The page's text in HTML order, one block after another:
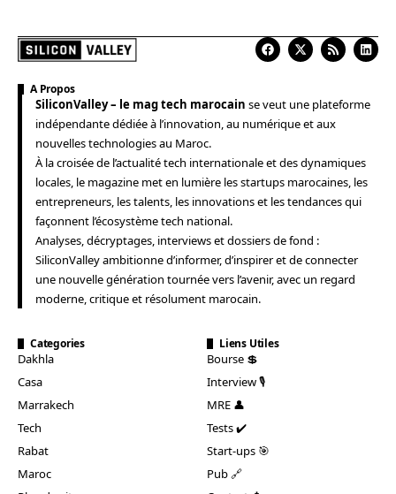
A Propos
SiliconValley – le mag tech marocain se veut une plateforme
indépendante dédiée à l’innovation, au numérique et aux
nouvelles technologies au Maroc.
À la croisée de l’actualité tech internationale et des dynamiques
locales, le magazine met en lumière les startups marocaines, les
entrepreneurs, les talents, les innovations et les tendances qui
façonnent l’écosystème tech national.
Analyses, décryptages, interviews et dossiers de fond :
SiliconValley ambitionne d’informer, d’inspirer et de connecter
une nouvelle génération tournée vers l’avenir, avec un regard
moderne, critique et résolument marocain.
Categories
Dakhla
Casa
Marrakech
Tech
Rabat
Maroc
Liens Utiles
Bourse 💲
Interview 🎙️
MRE 👤
Tests ✔️
Start-ups 🎯
Pub 🔗